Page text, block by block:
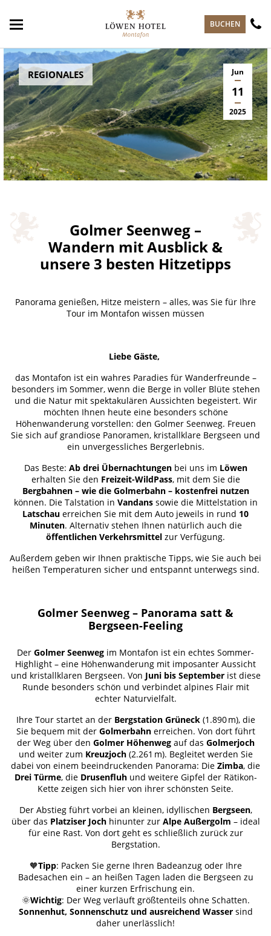
BUCHEN
REGIONALES Jun
11
2025
Golmer Seenweg –
Wandern mit Ausblick &
unsere 3 besten Hitzetipps
Panorama genießen, Hitze meistern – alles, was Sie für Ihre
Tour im Montafon wissen müssen
Liebe Gäste,
das Montafon ist ein wahres Paradies für Wanderfreunde –
besonders im Sommer, wenn die Berge in voller Blüte stehen
und die Natur mit spektakulären Aussichten begeistert. Wir
möchten Ihnen heute eine besonders schöne
Höhenwanderung vorstellen: den Golmer Seenweg. Freuen
Sie sich auf grandiose Panoramen, kristallklare Bergseen und
ein unvergessliches Bergerlebnis.
Das Beste: Ab drei Übernachtungenbei uns im Löwen
erhalten Sie den Freizeit-WildPass, mit dem Sie die
Bergbahnen – wie die Golmerbahn – kostenfrei nutzen
können. Die Talstation in Vandanssowie die Mittelstation in
Latschau erreichen Sie mit dem Auto jeweils in rund 10
Minuten. Alternativ stehen Ihnen natürlich auch die
öffentlichen Verkehrsmittel zur Verfügung.
Außerdem geben wir Ihnen praktische Tipps, wie Sie auch bei
heißen Temperaturen sicher und entspannt unterwegs sind.
Golmer Seenweg – Panorama satt &
Bergseen-Feeling
Der Golmer Seenweg im Montafon ist ein echtes Sommer-
Highlight – eine Höhenwanderung mit imposanter Aussicht
und kristallklaren Bergseen. Von Juni bis Septemberist diese
Runde besonders schön und verbindet alpines Flair mit
echter Naturvielfalt.
Ihre Tour startet an der Bergstation Grüneck(1.890 m), die
Sie bequem mit der Golmerbahnerreichen. Von dort führt
der Weg über den Golmer Höhenwegauf das Golmerjoch
und weiter zum Kreuzjoch(2.261 m). Begleitet werden Sie
dabei von einem beeindruckenden Panorama: Die Zimba, die
Drei Türme, die Drusenfluhund weitere Gipfel der Rätikon-
Kette zeigen sich hier von ihrer schönsten Seite.
Der Abstieg führt vorbei an kleinen, idyllischen Bergseen,
über das Platziser Jochhinunter zur Alpe Außergolm – ideal
für eine Rast. Von dort geht es schließlich zurück zur
Bergstation.
🧡Tipp: Packen Sie gerne Ihren Badeanzug oder Ihre
Badesachen ein – an heißen Tagen laden die Bergseen zu
einer kurzen Erfrischung ein.
🌞Wichtig: Der Weg verläuft größtenteils ohne Schatten.
Sonnenhut, Sonnenschutz und ausreichend Wassersind
daher unerlässlich!